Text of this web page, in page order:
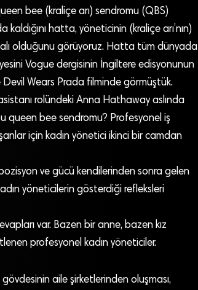
bee (kraliçe arı) sendromu (QBS)
hatta, yöneticinin (kraliçe arı’nın)
olduğunu görüyoruz. Hatta tüm dünyada
Vogue dergisinin İngiltere edisyonunun
Wears Prada filminde görmüştük.
rolündeki Anna Hathaway aslında
queen bee sendromu? Profesyonel iş
için kadın yönetici ikinci bir camdan
ve gücü kendilerinden sonra gelen
yöneticilerin gösterdiği refleksleri
var. Bazen bir anne, bazen kız
profesyonel kadın yöneticiler.
aile şirketlerinden oluşması,